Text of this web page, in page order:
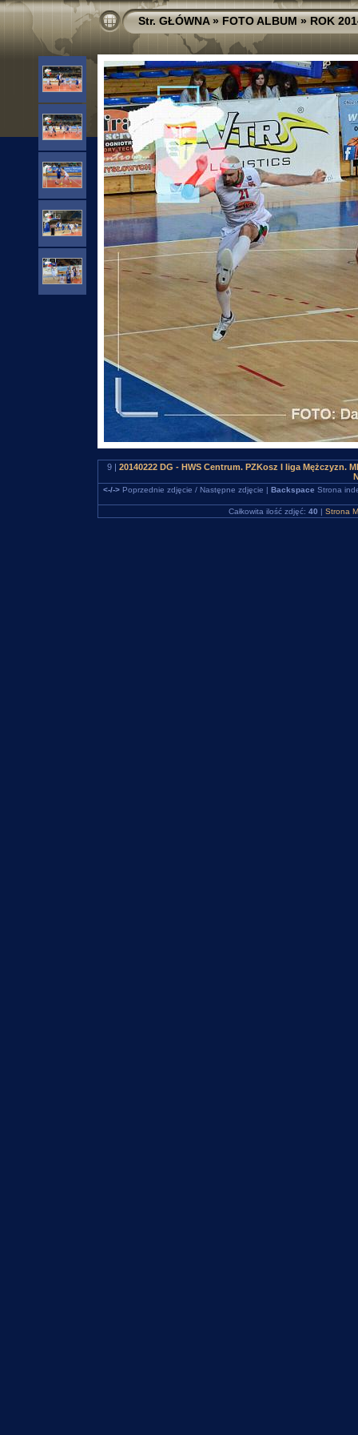
Str. GŁÓWNA»FOTO ALBUM»ROK
9 | 20140222 DG - HWS Centrum. PZKosz I liga Mężczyzn.
<-/->Poprzednie zdjęcie / Następne zdjęcie | Backspace Strona
Całkowita ilość zdjęć: 40 | Strona